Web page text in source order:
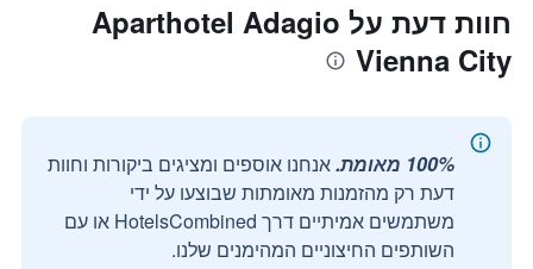
חוות דעת על Aparthotel Adagio
Vienna City
100% מאומת.
אנחנו אוספים ומציגים ביקורות וחוות
דעת רק מהזמנות מאומתות שבוצעו על ידי
משתמשים אמיתיים דרך HotelsCombined או עם
השותפים החיצוניים המהימנים שלנו.